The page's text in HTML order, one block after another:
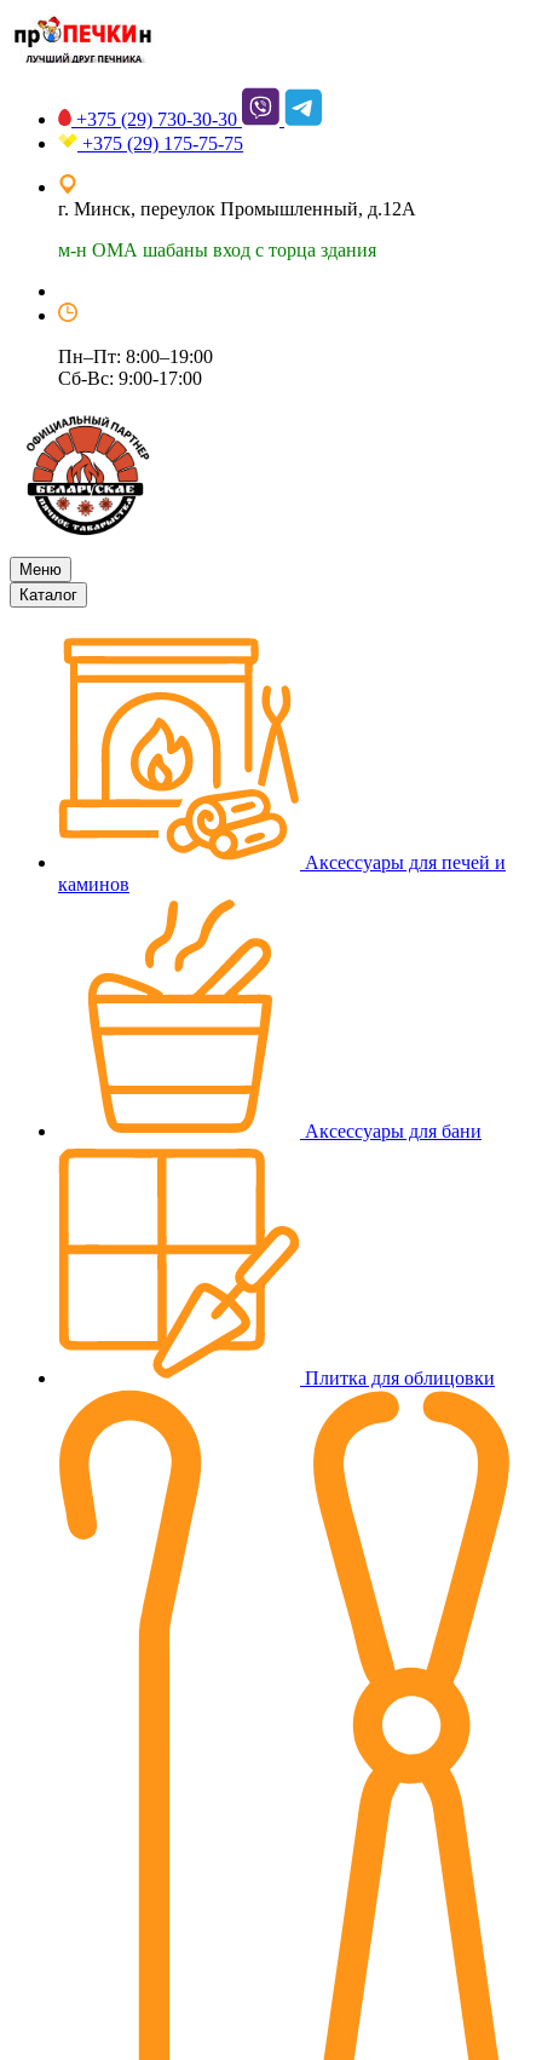
+375 (29) 730-30-30
+375 (29) 175-75-75
г. Минск, переулок Промышленный, д.12А
м-н ОМА шабаны вход с торца здания
Пн–Пт: 8:00–19:00
Сб-Вс: 9:00-17:00
Меню
Каталог
Аксессуары для печей и
каминов
Аксессуары для бани
Плитка для облицовки